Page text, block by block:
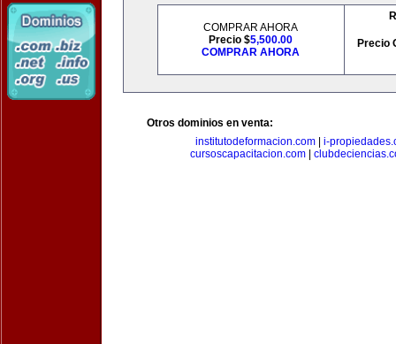
COMPRAR AHORA
Precio $5,500.00
COMPRAR AHORA
Precio
Otros dominios en venta:
institutodeformacion.com
i-
cursoscapacitacion.com|